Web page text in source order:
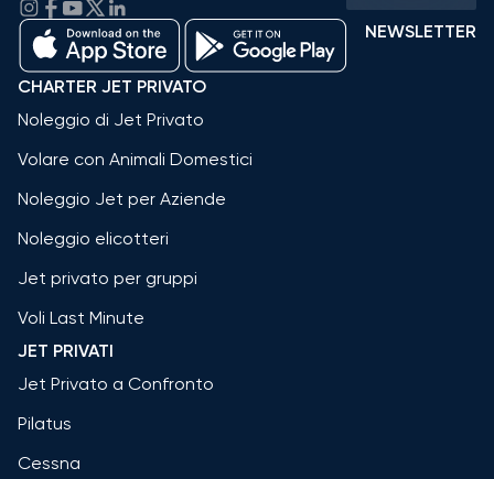
NEWSLETTER
CHARTER JET PRIVATO
Noleggio di Jet Privato
Volare con Animali Domestici
Noleggio Jet per Aziende
Noleggio elicotteri
Jet privato per gruppi
Voli Last Minute
JET PRIVATI
Jet Privato a Confronto
Pilatus
Cessna